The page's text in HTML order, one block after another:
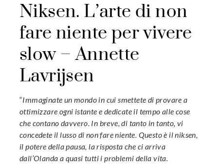
Niksen. L’arte di non
fare niente per vivere
slow – Annette
Lavrijsen
“Immaginate un mondo in cui smettete di provare a
ottimizzare ogni istante e dedicate il tempo alle cose
che contano davvero. In breve, di tanto in tanto, vi
concedete il lusso di non fare niente. Questo è il niksen,
il potere della pausa, la risposta che ci arriva
dall’Olanda a quasi tutti i problemi della vita.